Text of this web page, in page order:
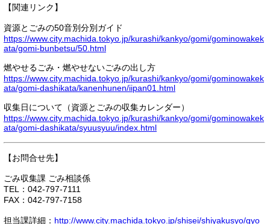
【関連リンク】
資源とごみの50音別分別ガイド
https://www.city.machida.tokyo.jp/kurashi/kankyo/gomi/gominowakek
ata/gomi-bunbetsu/50.html
燃やせるごみ・燃やせないごみの出し方
https://www.city.machida.tokyo.jp/kurashi/kankyo/gomi/gominowakek
ata/gomi-dashikata/kanenhunen/iipan01.html
収集日について（資源とごみの収集カレンダー）
https://www.city.machida.tokyo.jp/kurashi/kankyo/gomi/gominowakek
ata/gomi-dashikata/syuusyuu/index.html
【お問合せ先】
ごみ収集課 ごみ相談係
TEL：042-797-7111
FAX：042-797-7158
担当課詳細： http://www.city.machida.tokyo.jp/shisei/shiyakusyo/gyo